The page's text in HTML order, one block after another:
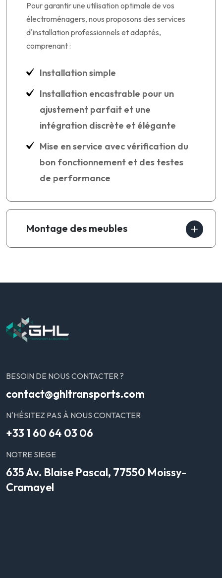
Pour garantir une utilisation optimale de vos
électroménagers, nous proposons des services
d'installation professionnels et adaptés,
comprenant :
Installation simple
Installation encastrable pour un
ajustement parfait et une
intégration discrète et élégante
Mise en service avec vérification du
bon fonctionnement et des testes
de performance
Montage des meubles
BESOIN DE NOUS CONTACTER ?
contact@ghltransports.com
N'HÉSITEZ PAS À NOUS CONTACTER
+33 1 60 64 03 06
NOTRE SIEGE
635 Av. Blaise Pascal, 77550 Moissy-
Cramayel